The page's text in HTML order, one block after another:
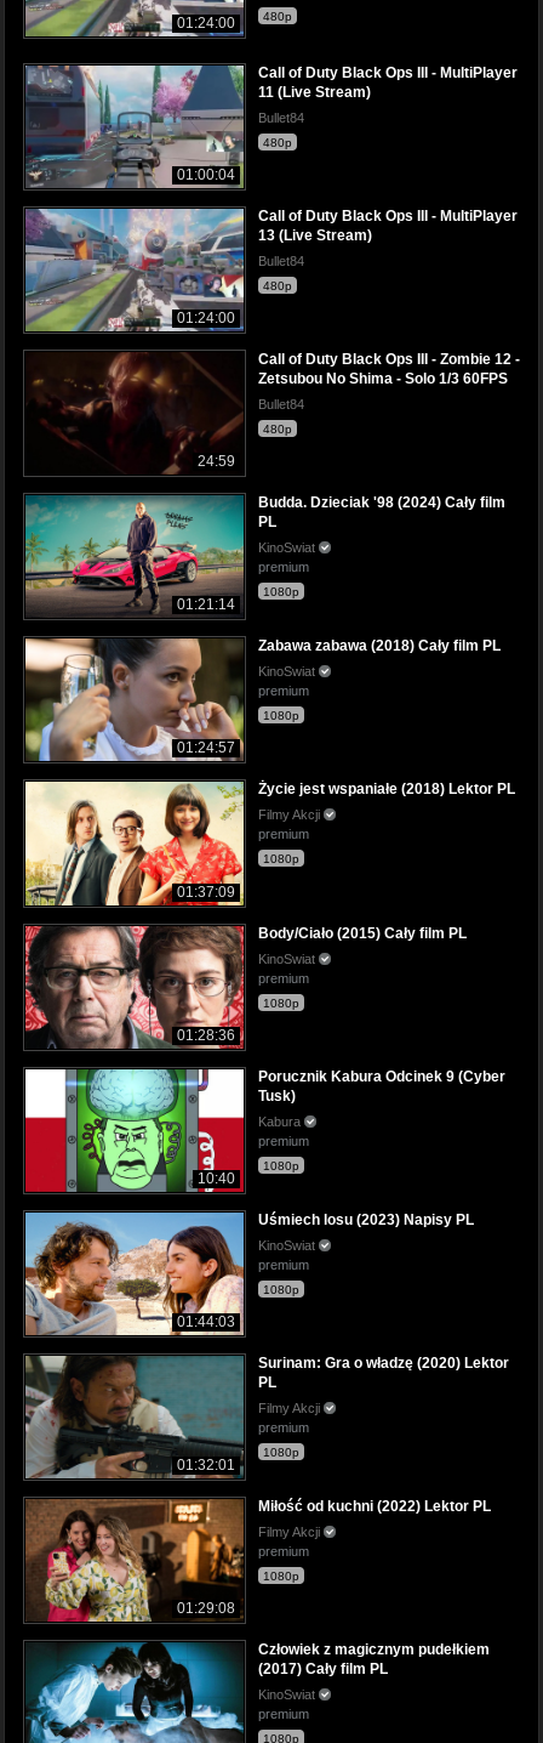
01:24:00 480p
01:00:04
Call of Duty Black Ops III - MultiPlayer
11 (Live Stream)
Bullet84
480p
01:24:00
Call of Duty Black Ops III - MultiPlayer
13 (Live Stream)
Bullet84
480p
24:59
Call of Duty Black Ops III - Zombie 12 -
Zetsubou No Shima - Solo 1/3 60FPS
Bullet84
480p
01:21:14
Budda. Dzieciak '98 (2024) Cały film
PL
KinoSwiat
premium
1080p
01:24:57
Zabawa zabawa (2018) Cały film PL
KinoSwiat
premium
1080p
01:37:09
Życie jest wspaniałe (2018) Lektor PL
Filmy Akcji
premium
1080p
01:28:36
Body/Ciało (2015) Cały film PL
KinoSwiat
premium
1080p
10:40
Porucznik Kabura Odcinek 9 (Cyber
Tusk)
Kabura
premium
1080p
01:44:03
Uśmiech losu (2023) Napisy PL
KinoSwiat
premium
1080p
01:32:01
Surinam: Gra o władzę (2020) Lektor
PL
Filmy Akcji
premium
1080p
01:29:08
Miłość od kuchni (2022) Lektor PL
Filmy Akcji
premium
1080p
Człowiek z magicznym pudełkiem
(2017) Cały film PL
KinoSwiat
premium
1080p